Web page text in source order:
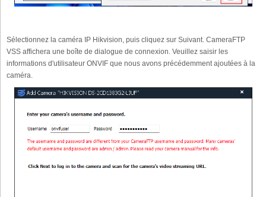
Sélectionnez la caméra IP Hikvision, puis cliquez sur Suivant. CameraFTP
VSS affichera une boîte de dialogue de connexion. Veuillez saisir les
informations d'utilisateur ONVIF que nous avons précédemment ajoutées à la
caméra.